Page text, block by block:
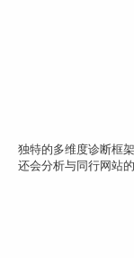
独特的多维度诊断框
还会分析与同行网站